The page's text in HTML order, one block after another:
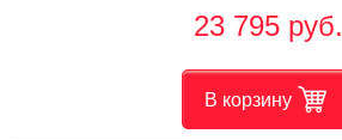
23 795 руб.
В корзину